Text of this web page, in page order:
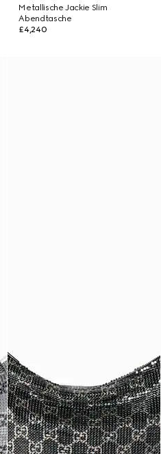
Metallische Jackie Slim
Abendtasche
£4,240